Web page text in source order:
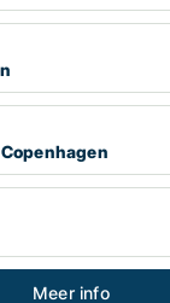
Meer info